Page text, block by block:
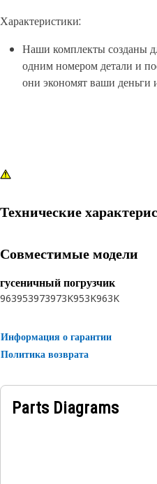
Характеристики:
Наши комплекты созданы
одним номером детали и
они экономят ваши деньги
Технические
Совместимые модели
гусеничный погрузчик
963953973973K953K963K
Информация о гарантии
Политика возврата
Parts Diagrams